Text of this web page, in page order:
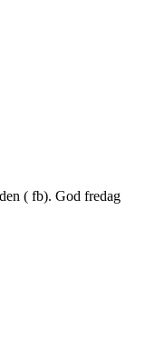
( fb). God fredag